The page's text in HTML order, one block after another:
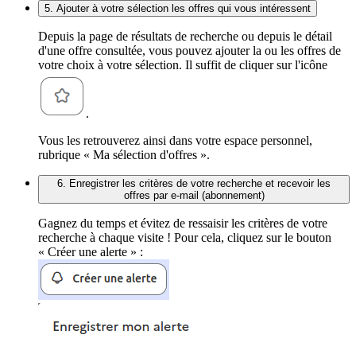
5. Ajouter à votre sélection les offres qui vous intéressent
Depuis la page de résultats de recherche ou depuis le détail
d'une offre consultée, vous pouvez ajouter la ou les offres de
votre choix à votre sélection. Il suffit de cliquer sur l'icône
.
Vous les retrouverez ainsi dans votre espace personnel,
rubrique « Ma sélection d'offres ».
6. Enregistrer les critères de votre recherche et recevoir les
offres par e-mail (abonnement)
Gagnez du temps et évitez de ressaisir les critères de votre
recherche à chaque visite ! Pour cela, cliquez sur le bouton
« Créer une alerte » :